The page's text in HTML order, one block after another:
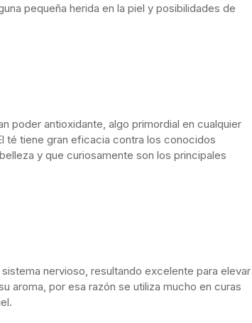
pequeña herida en la piel y posibilidades de
poder antioxidante, algo primordial en cualquier
té tiene gran eficacia contra los conocidos
y que curiosamente son los principales
nervioso, resultando excelente para elevar
aroma, por esa razón se utiliza mucho en curas